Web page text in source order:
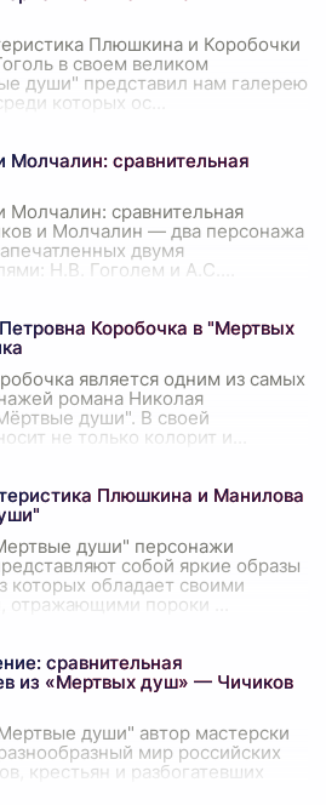
Плюшкина и Коробочки
в своем великом
души" представил нам галерею
которых ос
Молчалин: сравнительная
сравнительная
и Молчалин — два персонажа
двумя
Н.В. Гоголем и А.С.
Коробочка в "Мертвых
является одним из самых
романа Николая
души". В своей
не только колорит и
Плюшкина и Манилова
души" персонажи
собой яркие образы
обладает своими
отражающими пороки
сравнительная
из «Мертвых душ» — Чичиков
души" автор мастерски
мир российских
крестьян и разбогатевших
уделено х